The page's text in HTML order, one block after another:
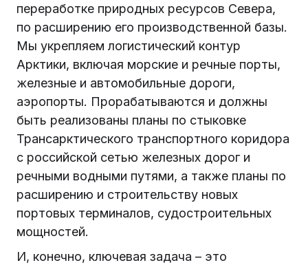
переработке природных ресурсов Севера,
по расширению его производственной базы.
Мы укрепляем логистический контур
Арктики, включая морские и речные порты,
железные и автомобильные дороги,
аэропорты. Прорабатываются и должны
быть реализованы планы по стыковке
Трансарктического транспортного коридора
с российской сетью железных дорог и
речными водными путями, а также планы по
расширению и строительству новых
портовых терминалов, судостроительных
мощностей.
И, конечно, ключевая задача – это